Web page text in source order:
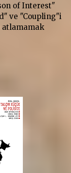
of Interest"
ve "Coupling"i
atlamamak